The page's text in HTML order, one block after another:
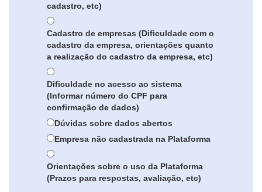
cadastro, etc)
Cadastro de empresas (Dificuldade com o
cadastro da empresa, orientações quanto
a realização do cadastro da empresa, etc)
Dificuldade no acesso ao sistema
(Informar número do CPF para
confirmação de dados)
Dúvidas sobre dados abertos
Empresa não cadastrada na Plataforma
Orientações sobre o uso da Plataforma
(Prazos para respostas, avaliação, etc)